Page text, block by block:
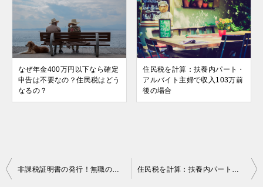
なぜ年金400万円以下なら確定
申告は不要なの？住民税はどう
なるの？
住民税を計算：扶養内パート・
アルバイト主婦で収入103万前
後の場合
投
非課税証明書の発行！無職の住民税申告書の書き方を記入例で確認 住民税を計算：扶養内パート・アルバイト主婦で収入103万前後の場合